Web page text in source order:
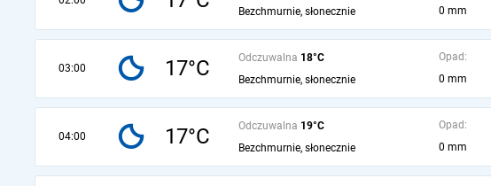
Bezchmurnie, słonecznie
0 mm
03:00 17°C Odczuwalna 18°C
Bezchmurnie, słonecznie
Opad:
0 mm
04:00 17°C Odczuwalna 19°C
Bezchmurnie, słonecznie
Opad:
0 mm